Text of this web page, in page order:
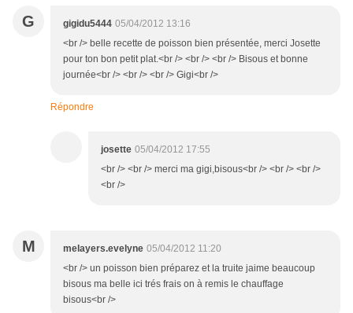
G gigidu5444 05/04/2012 13:16
<br /> belle recette de poisson bien présentée, merci Josette
pour ton bon petit plat.<br /> <br /> <br /> Bisous et bonne
journée<br /> <br /> <br /> Gigi<br />
Répondre
josette 05/04/2012 17:55
<br /> <br /> merci ma gigi,bisous<br /> <br /> <br />
<br />
M melayers.evelyne 05/04/2012 11:20
<br /> un poisson bien préparez et la truite jaime beaucoup
bisous ma belle ici trés frais on à remis le chauffage
bisous<br />